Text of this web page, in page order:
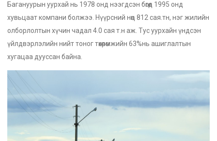
Багануурын уурхай нь 1978 онд нээгдсэн бөгөөд 1995 онд
хувьцаат компани болжээ. Нүүрсний нөөц 812 сая.тн, нэг жилийн
олборлолтын хүчин чадал 4.0 сая т.н аж. Тус уурхайн үндсэн
үйлдвэрлэлийн нийт тоног төхөөрөмжийн 63%нь ашиглалтын
хугацаа дууссан байна.